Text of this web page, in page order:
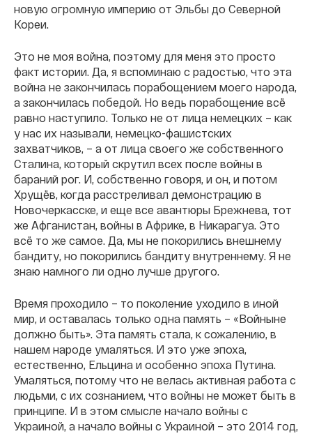
новую огромную империю от Эльбы до Северной
Кореи.
Это не моя война, поэтому для меня это просто
факт истории. Да, я вспоминаю с радостью, что эта
война не закончилась порабощением моего народа,
а закончилась победой. Но ведь порабощение всё
равно наступило. Только не от лица немецких – как
у нас их называли, немецко-фашистских
захватчиков, – а от лица своего же собственного
Сталина, который скрутил всех после войны в
бараний рог. И, собственно говоря, и он, и потом
Хрущёв, когда расстреливал демонстрацию в
Новочеркасске, и еще все авантюры Брежнева, тот
же Афганистан, войны в Африке, в Никарагуа. Это
всё то же самое. Да, мы не покорились внешнему
бандиту, но покорились бандиту внутреннему. Я не
знаю намного ли одно лучше другого.
Время проходило – то поколение уходило в иной
мир, и оставалась только одна память – «Войныне
должно быть». Эта память стала, к сожалению, в
нашем народе умаляться. И это уже эпоха,
естественно, Ельцина и особенно эпоха Путина.
Умаляться, потому что не велась активная работа с
людьми, с их сознанием, что войны не может быть в
принципе. И в этом смысле начало войны с
Украиной, а начало войны с Украиной – это 2014 год,